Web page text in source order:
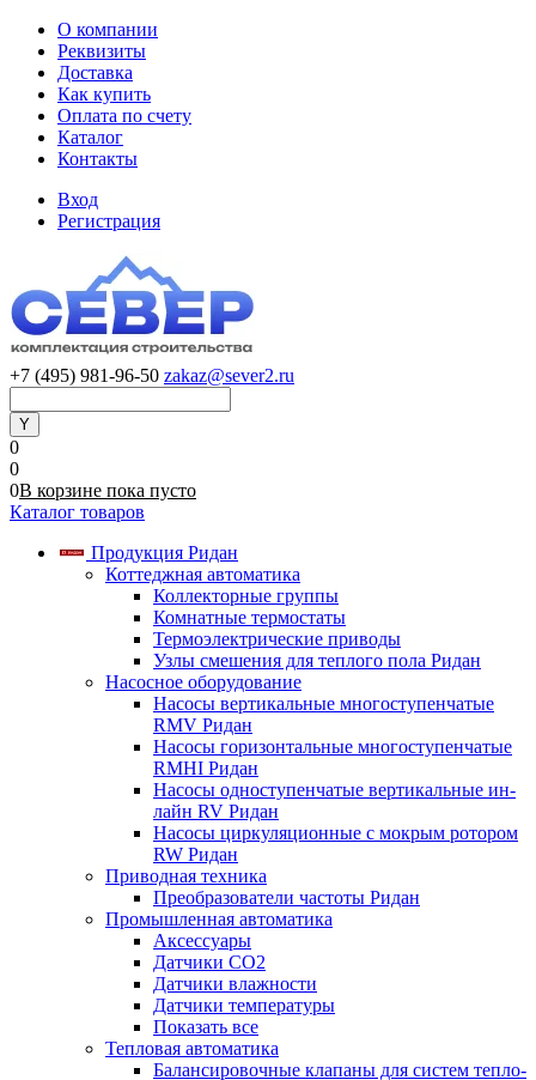
О компании
Реквизиты
Доставка
Как купить
Оплата по счету
Каталог
Контакты
Вход
Регистрация
+7 (495) 981-96-50 zakaz@sever2.ru
0
0
0В корзине пока пусто
Каталог товаров
Продукция Ридан
Коттеджная автоматика
Коллекторные группы
Комнатные термостаты
Термоэлектрические приводы
Узлы смешения для теплого пола Ридан
Насосное оборудование
Насосы вертикальные многоступенчатые
RMV Ридан
Насосы горизонтальные многоступенчатые
RMHI Ридан
Насосы одноступенчатые вертикальные ин-
лайн RV Ридан
Насосы циркуляционные с мокрым ротором
RW Ридан
Приводная техника
Преобразователи частоты Ридан
Промышленная автоматика
Аксессуары
Датчики CO2
Датчики влажности
Датчики температуры
Показать все
Тепловая автоматика
Балансировочные клапаны для систем тепло-